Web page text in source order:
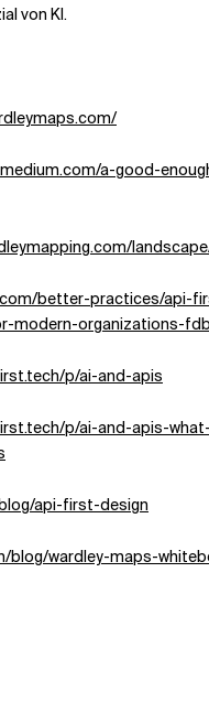
von KI.
a-good-
better-practices/api-
modern-organizations-
p/ai-and-apis
p/ai-and-apis-
api-first-design
blog/wardley-maps-